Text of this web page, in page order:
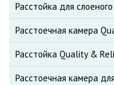
Расстойка для
Расстоечная камера
Расстойка Quality &
Расстоечная камера